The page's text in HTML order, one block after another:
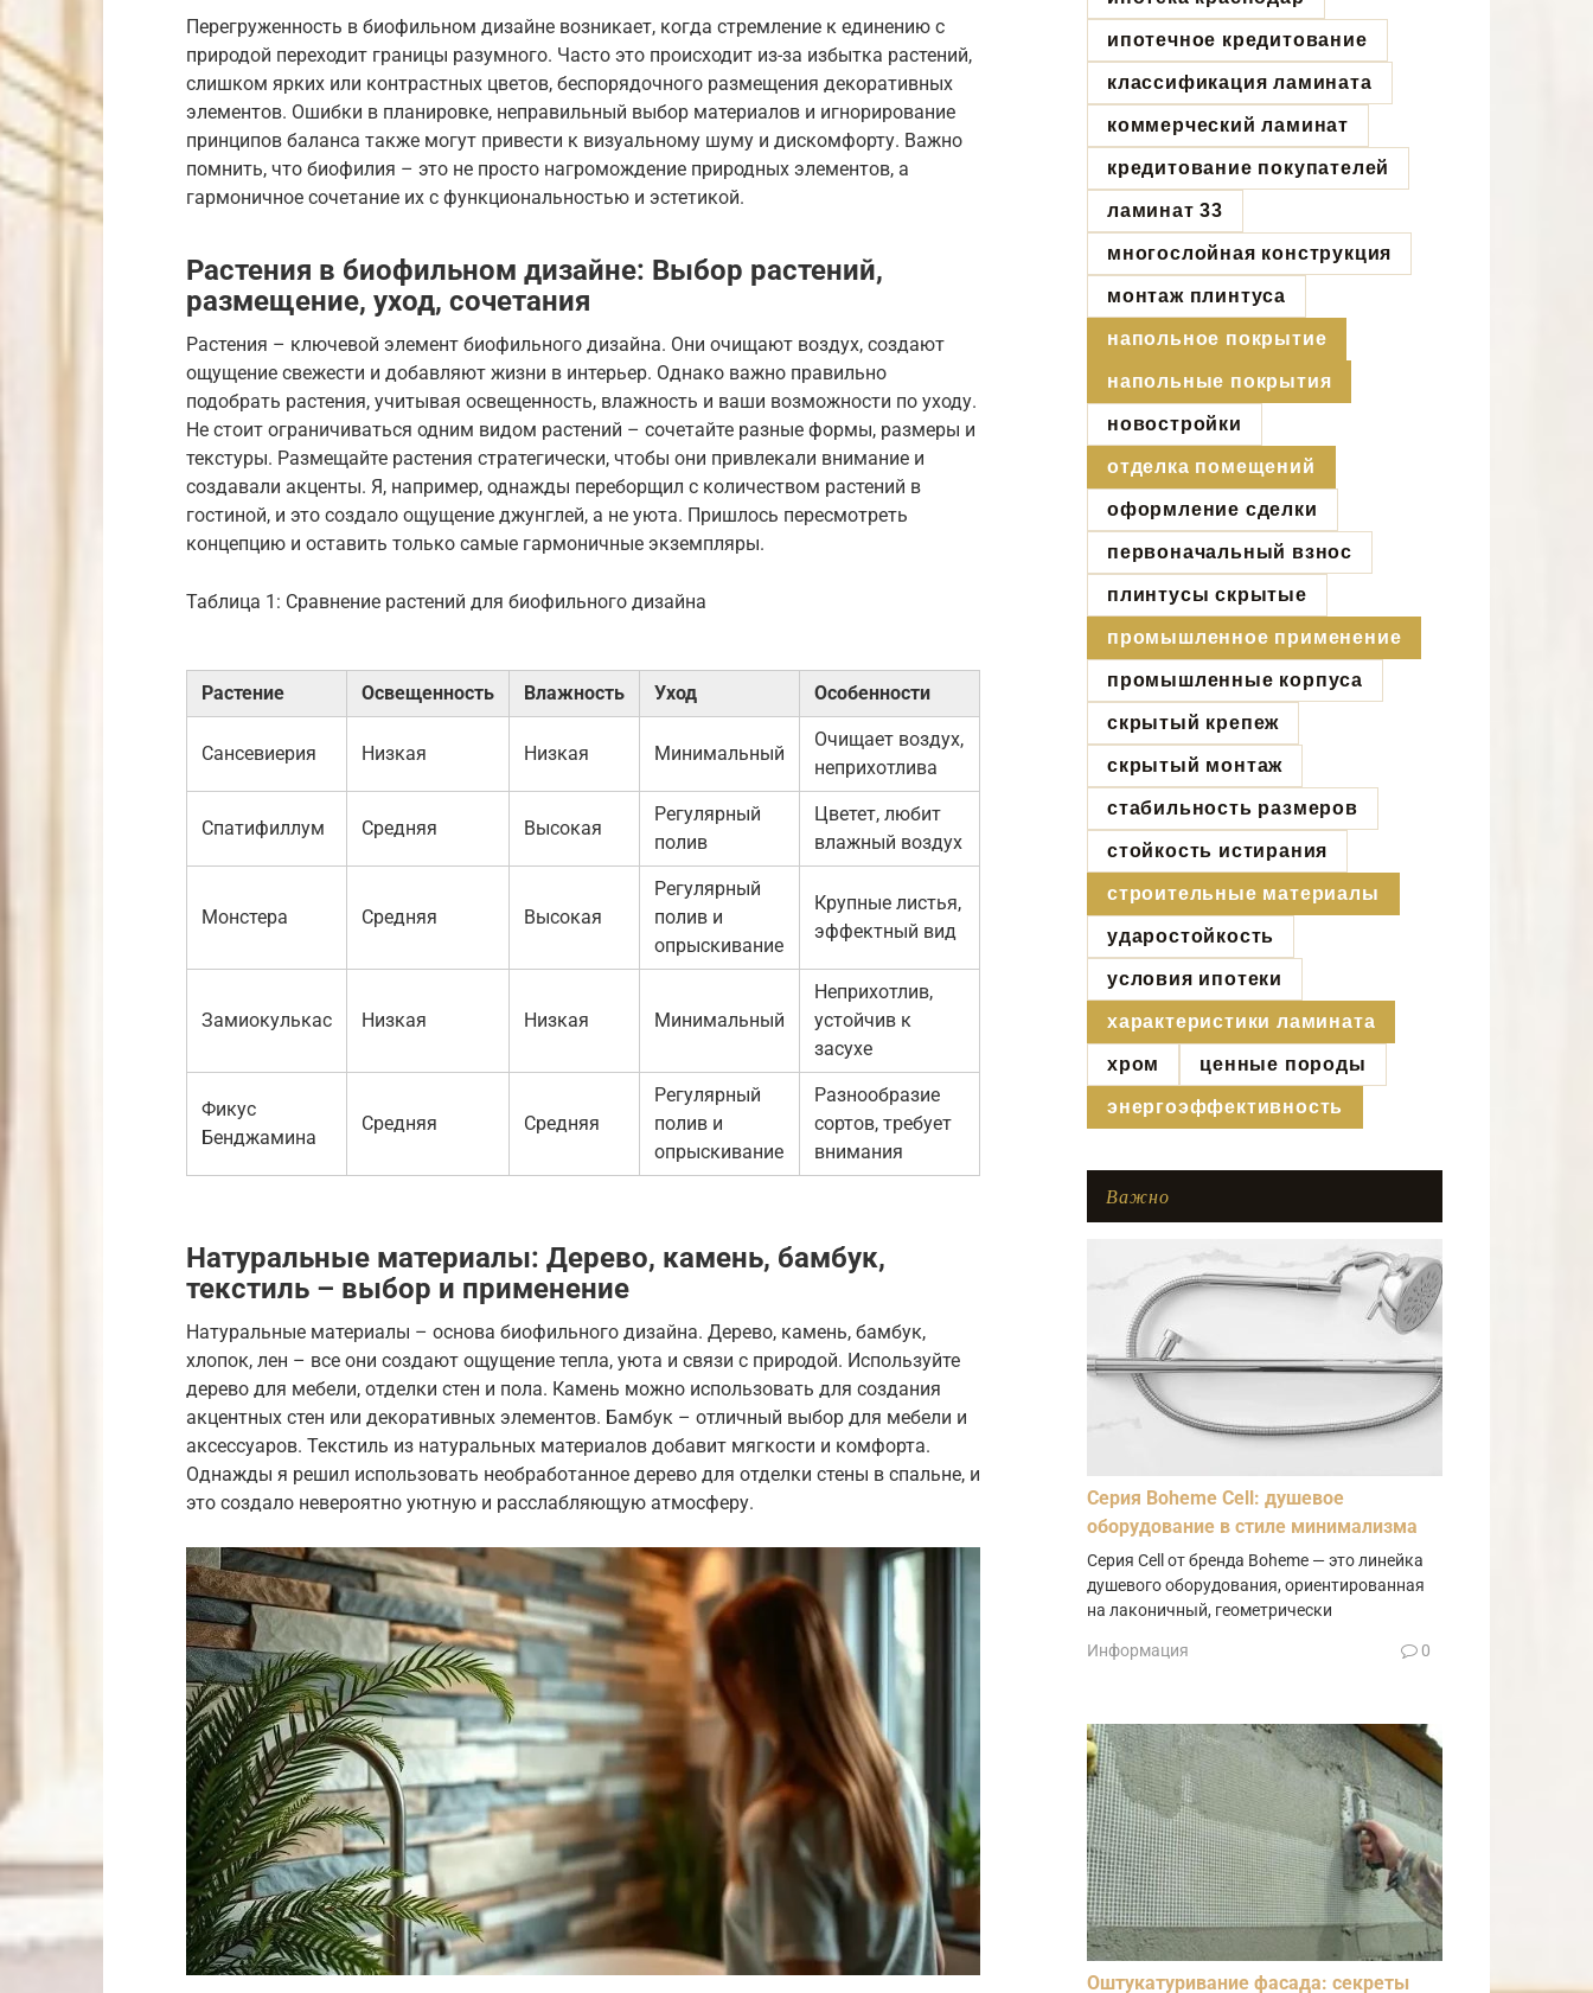
Перегруженность в биофильном дизайне возникает, когда стремление к единению с
природой переходит границы разумного. Часто это происходит из-за избытка растений,
слишком ярких или контрастных цветов, беспорядочного размещения декоративных
элементов. Ошибки в планировке, неправильный выбор материалов и игнорирование
принципов баланса также могут привести к визуальному шуму и дискомфорту. Важно
помнить, что биофилия – это не просто нагромождение природных элементов, а
гармоничное сочетание их с функциональностью и эстетикой.
Растения в биофильном дизайне: Выбор растений,
размещение, уход, сочетания
Растения – ключевой элемент биофильного дизайна. Они очищают воздух, создают
ощущение свежести и добавляют жизни в интерьер. Однако важно правильно
подобрать растения, учитывая освещенность, влажность и ваши возможности по уходу.
Не стоит ограничиваться одним видом растений – сочетайте разные формы, размеры и
текстуры. Размещайте растения стратегически, чтобы они привлекали внимание и
создавали акценты. Я, например, однажды переборщил с количеством растений в
гостиной, и это создало ощущение джунглей, а не уюта. Пришлось пересмотреть
концепцию и оставить только самые гармоничные экземпляры.
Таблица 1: Сравнение растений для биофильного дизайна
Растение Освещенность Влажность Уход Особенности
Сансевиерия Низкая Низкая Минимальный
Очищает воздух,
неприхотлива
Спатифиллум Средняя Высокая
Регулярный
полив
Цветет, любит
влажный воздух
Монстера Средняя Высокая
Регулярный
полив и
опрыскивание
Крупные листья,
эффектный вид
Замиокулькас Низкая Низкая Минимальный
Неприхотлив,
устойчив к
засухе
Фикус
Бенджамина
Средняя Средняя
Регулярный
полив и
опрыскивание
Разнообразие
сортов, требует
внимания
Натуральные материалы: Дерево, камень, бамбук,
текстиль – выбор и применение
Натуральные материалы – основа биофильного дизайна. Дерево, камень, бамбук,
хлопок, лен – все они создают ощущение тепла, уюта и связи с природой. Используйте
дерево для мебели, отделки стен и пола. Камень можно использовать для создания
акцентных стен или декоративных элементов. Бамбук – отличный выбор для мебели и
аксессуаров. Текстиль из натуральных материалов добавит мягкости и комфорта.
Однажды я решил использовать необработанное дерево для отделки стены в спальне, и
это создало невероятно уютную и расслабляющую атмосферу.
ипотечное кредитование
классификация ламината
коммерческий ламинат
кредитование покупателей
ламинат 33
многослойная конструкция
монтаж плинтуса
напольное покрытие
напольные покрытия
новостройки
отделка помещений
оформление сделки
первоначальный взнос
плинтусы скрытые
промышленное применение
промышленные корпуса
скрытый крепеж
скрытый монтаж
стабильность размеров
стойкость истирания
строительные материалы
ударостойкость
условия ипотеки
характеристики ламината
хром ценные породы
энергоэффективность
Важно
Серия Boheme Cell: душевое
оборудование в стиле минимализма
Серия Cell от бренда Boheme — это линейка
душевого оборудования, ориентированная
на лаконичный, геометрически
Информация 0
Оштукатуривание фасада: секреты